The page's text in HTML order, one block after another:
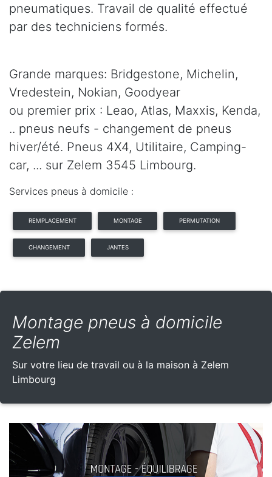
pneumatiques. Travail de qualité effectué
par des techniciens formés.
Grande marques: Bridgestone, Michelin,
Vredestein, Nokian, Goodyear
ou premier prix : Leao, Atlas, Maxxis, Kenda,
.. pneus neufs - changement de pneus
hiver/été. Pneus 4X4, Utilitaire, Camping-
car, ... sur Zelem 3545 Limbourg.
Services pneus à domicile :
REMPLACEMENT MONTAGE PERMUTATION
CHANGEMENT JANTES
Montage pneus à domicile
Zelem
Sur votre lieu de travail ou à la maison à Zelem
Limbourg